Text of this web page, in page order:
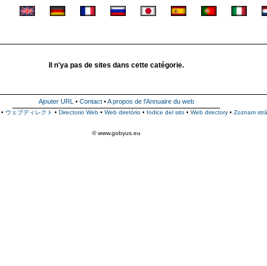
Il n'ya pas de sites dans cette catégorie.
Ajouter URL • Contact •A propos de l'Annuaire du web
• ウェブディレクト • Directorio Web • Web diretório • Indice del sito • Web directory • Zoznam
© www.gobyus.eu